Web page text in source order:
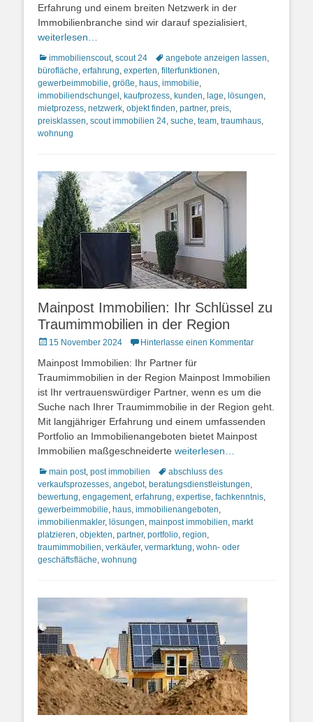
Erfahrung und einem breiten Netzwerk in der
Immobilienbranche sind wir darauf spezialisiert,
weiterlesen…
Kategorien
immobilienscout, scout 24 Schlagworte
angebote anzeigen lassen
bürofläche erfahrung experten filterfunktionen
gewerbeimmobilie größe haus immobilie
immobiliendschungel kaufprozess kunden lage lösungen
mietprozess netzwerk objekt finden partner, preis
preisklassen scout immobilien 24 suche team traumhaus
wohnung
Mainpost Immobilien: Ihr Schlüssel zu
Traumimmobilien in der Region
Posted
15 November 2024 Hinterlasse einen Kommentar
Mainpost Immobilien: Ihr Partner für
Traumimmobilien in der Region Mainpost Immobilien
ist Ihr vertrauenswürdiger Partner, wenn es um die
Suche nach Ihrer Traumimmobilie in der Region geht.
Mit langjähriger Erfahrung und einem umfassenden
Portfolio an Immobilienangeboten bietet Mainpost
Immobilien maßgeschneiderte weiterlesen…
Kategorien
main post, post immobilien Schlagworte
abschluss des
verkaufsprozesses angebot, beratungsdienstleistungen
bewertung engagement, erfahrung expertise fachkenntnis
gewerbeimmobilie haus immobilienangeboten
immobilienmakler, lösungen mainpost immobilien markt
platzieren objekten partner, portfolio region
traumimmobilien verkäufer, vermarktung wohn- oder
geschäftsfläche wohnung